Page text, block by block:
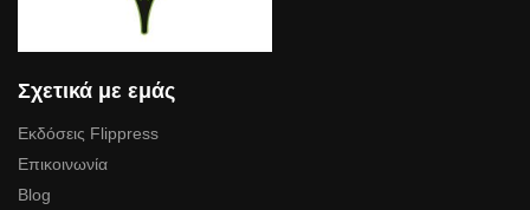
Σχετικά με εμάς
Εκδόσεις Flippress
Επικοινωνία
Blog